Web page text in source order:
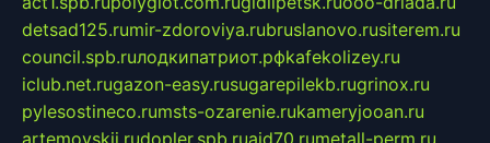
detsad125.rumir-zdoroviya.rubruslanovo.rusiterem.ru
council.spb.ruлодкипатриот.рфkafekolizey.ru
iclub.net.rugazon-easy.rusugarepilekb.rugrinox.ru
pylesostineco.rumsts-ozarenie.rukameryjooan.ru
artemovskij.rudopler.spb.ruaid70.rumetall-perm.ru